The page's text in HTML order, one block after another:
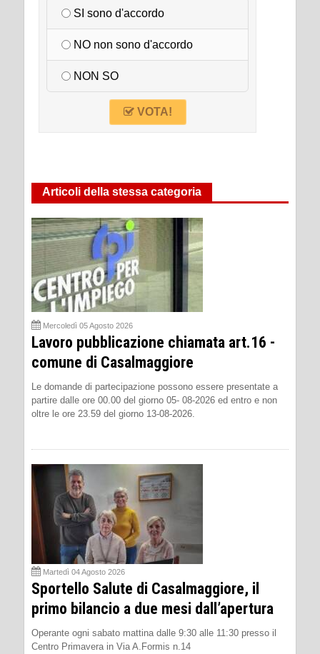
SI sono d'accordo
NO non sono d'accordo
NON SO
VOTA!
Articoli della stessa categoria
Mercoledì 05 Agosto 2026
Lavoro pubblicazione chiamata art.16 -
comune di Casalmaggiore
Le domande di partecipazione possono essere presentate a
partire dalle ore 00.00 del giorno 05- 08-2026 ed entro e non
oltre le ore 23.59 del giorno 13-08-2026.
Martedì 04 Agosto 2026
Sportello Salute di Casalmaggiore, il
primo bilancio a due mesi dall’apertura
Operante ogni sabato mattina dalle 9:30 alle 11:30 presso il
Centro Primavera in Via A.Formis n.14